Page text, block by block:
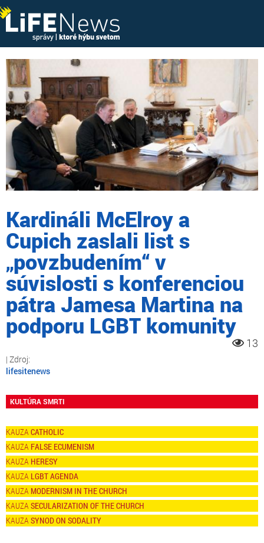
Kardináli McElroy a
Cupich zaslali list s
„povzbudením“ v
súvislosti s konferenciou
pátra Jamesa Martina na
podporu LGBT komunity
13
lifesitenews
KULTÚRA SMRTI
CATHOLIC
FALSE ECUMENISM
HERESY
LGBT AGENDA
MODERNISM IN THE CHURCH
SECULARIZATION OF THE CHURCH
SYNOD ON SODALITY